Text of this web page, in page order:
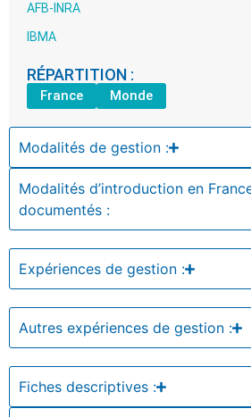
AFB-INRA
IBMA
RÉPARTITION :
France Monde
Modalités de gestion :
Modalités d’introduction en
documentés :
Expériences de gestion :
Autres expériences de gestion :
Fiches descriptives :